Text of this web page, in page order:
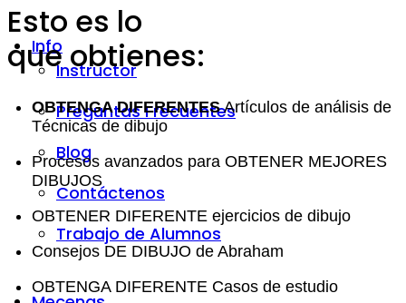
Info
Instructor
Preguntas Frecuentes
Blog
Contáctenos
Trabajo de Alumnos
Esto es lo
que obtienes:
OBTENGA DIFERENTESArtículos de análisis de
Técnicas de dibujo
Procesos avanzados para OBTENER MEJORES
DIBUJOS
OBTENER DIFERENTE ejercicios de dibujo
Consejos DE DIBUJO de Abraham
OBTENGA DIFERENTE Casos de estudio